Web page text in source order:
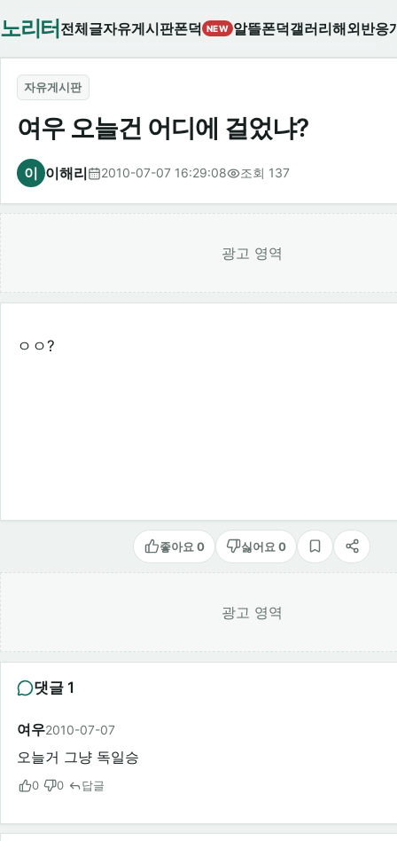
노리터 전체글자유게시판폰덕 NEW 알뜰폰덕갤러리해외반응
자유게시판
여우 오늘건 어디에 걸었냐?
이 이해리 2010-07-07 16:29:08 조회 137
광고 영역
ㅇㅇ?
좋아요 0 싫어요 0
스크랩공유
광고 영역
댓글 1
여우2010-07-07
오늘거 그냥 독일승
0 0 답글